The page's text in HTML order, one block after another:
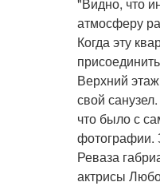
атмосферу
Когда эту
Верхний
свой
что было с
фотографии.
Реваза
актрисы